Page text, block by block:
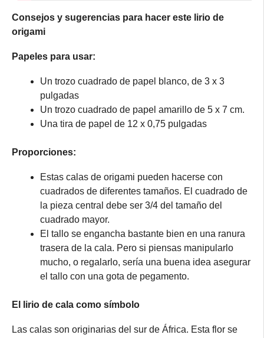
Consejos y sugerencias para hacer este lirio de
origami
Papeles para usar:
Un trozo cuadrado de papel blanco, de 3 x 3
pulgadas
Un trozo cuadrado de papel amarillo de 5 x 7 cm.
Una tira de papel de 12 x 0,75 pulgadas
Proporciones:
Estas calas de origami pueden hacerse con
cuadrados de diferentes tamaños. El cuadrado de
la pieza central debe ser 3/4 del tamaño del
cuadrado mayor.
El tallo se engancha bastante bien en una ranura
trasera de la cala. Pero si piensas manipularlo
mucho, o regalarlo, sería una buena idea asegurar
el tallo con una gota de pegamento.
El lirio de cala como símbolo
Las calas son originarias del sur de África. Esta flor se